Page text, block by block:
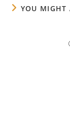
YOU MIGHT